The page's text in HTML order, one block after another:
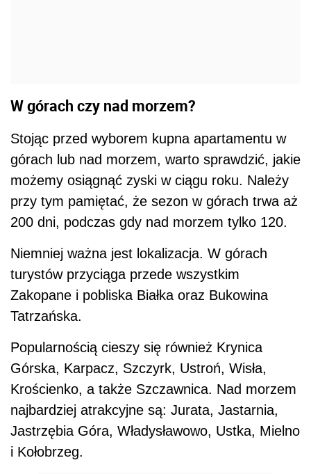
W górach czy nad morzem?
Stojąc przed wyborem kupna apartamentu w
górach lub nad morzem, warto sprawdzić, jakie
możemy osiągnąć zyski w ciągu roku. Należy
przy tym pamiętać, że sezon w górach trwa aż
200 dni, podczas gdy nad morzem tylko 120.
Niemniej ważna jest lokalizacja. W górach
turystów przyciąga przede wszystkim
Zakopane i pobliska Białka oraz Bukowina
Tatrzańska.
Popularnością cieszy się również Krynica
Górska, Karpacz, Szczyrk, Ustroń, Wisła,
Krościenko, a także Szczawnica. Nad morzem
najbardziej atrakcyjne są: Jurata, Jastarnia,
Jastrzębia Góra, Władysławowo, Ustka, Mielno
i Kołobrzeg.